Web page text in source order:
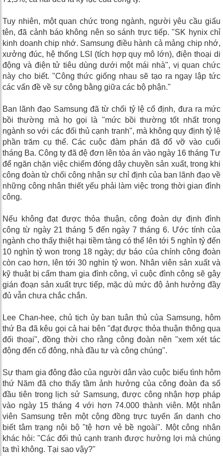
Tuy nhiên, một quan chức trong ngành, người yêu cầu giấu
tên, đã cảnh báo không nên so sánh trực tiếp. "SK hynix chỉ
kinh doanh chip nhớ. Samsung điều hành cả mảng chip nhớ,
xưởng đúc, hệ thống LSI (tích hợp quy mô lớn), điện thoại di
động và điện tử tiêu dùng dưới một mái nhà", vị quan chức
này cho biết. "Công thức giống nhau sẽ tạo ra ngay lập tức
các vấn đề về sự công bằng giữa các bộ phận."
Ban lãnh đạo Samsung đã từ chối tỷ lệ cố định, đưa ra mức
bồi thường mà họ gọi là "mức bồi thường tốt nhất trong
ngành so với các đối thủ cạnh tranh", mà không quy định tỷ lệ
phần trăm cụ thể. Các cuộc đàm phán đã đổ vỡ vào cuối
tháng Ba. Công ty đã đệ đơn lên tòa án vào ngày 16 tháng Tư
để ngăn chặn việc chiếm đóng dây chuyền sản xuất, trong khi
công đoàn từ chối công nhận sự chỉ định của ban lãnh đạo về
những công nhân thiết yếu phải làm việc trong thời gian đình
công.
Nếu không đạt được thỏa thuận, công đoàn dự định đình
công từ ngày 21 tháng 5 đến ngày 7 tháng 6. Ước tính của
ngành cho thấy thiệt hại tiềm tàng có thể lên tới 5 nghìn tỷ đến
10 nghìn tỷ won trong 18 ngày; dự báo của chính công đoàn
còn cao hơn, lên tới 30 nghìn tỷ won. Nhân viên sản xuất và
kỹ thuật bị cấm tham gia đình công, vì cuộc đình công sẽ gây
gián đoạn sản xuất trực tiếp, mặc dù mức độ ảnh hưởng đầy
đủ vẫn chưa chắc chắn.
Lee Chan-hee, chủ tịch ủy ban tuân thủ của Samsung, hôm
thứ Ba đã kêu gọi cả hai bên "đạt được thỏa thuận thông qua
đối thoại", đồng thời cho rằng công đoàn nên "xem xét tác
động đến cổ đông, nhà đầu tư và công chúng".
Sự tham gia đông đảo của người dân vào cuộc biểu tình hôm
thứ Năm đã cho thấy tầm ảnh hưởng của công đoàn đa số
đầu tiên trong lịch sử Samsung, được công nhận hợp pháp
vào ngày 15 tháng 4 với hơn 74.000 thành viên. Một nhân
viên Samsung trên một cộng đồng trực tuyến ẩn danh cho
biết tâm trạng nội bộ "tệ hơn vẻ bề ngoài". Một công nhân
khác hỏi: "Các đối thủ cạnh tranh được hưởng lợi mà chúng
ta thì không. Tại sao vậy?"